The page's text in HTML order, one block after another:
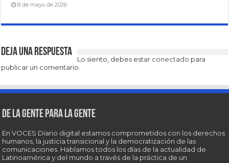
8 de mayo de 2026
Deja una respuesta
Lo siento, debes estar conectado para
publicar un comentario.
De la gente para la gente
En VOCES Diario digital estamos comprometidos con los derechos
humanos, la justicia transicional y la democratización de las
comunicaciones. Hablamos todos los días de la actualidad de
Latinoamérica y del mundo a través de la práctica de un